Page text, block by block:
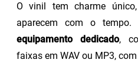
O vinil tem charme
aparecem com o tempo.
equipamento dedicado,
faixas em WAV ou MP3,